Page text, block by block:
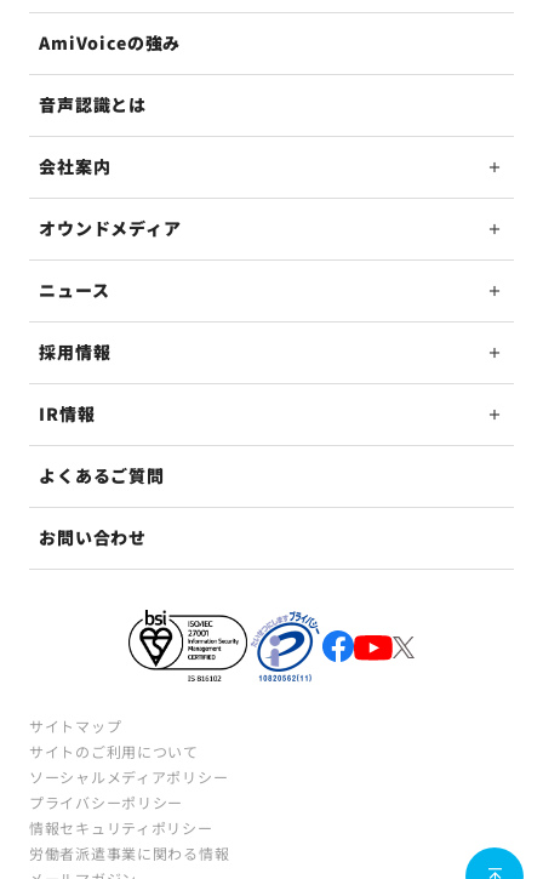
AmiVoiceの強み
音声認識とは
会社案内
オウンドメディア
ニュース
採用情報
IR情報
よくあるご質問
お問い合わせ
サイトマップ
サイトのご利用について
ソーシャルメディアポリシー
プライバシーポリシー
情報セキュリティポリシー
労働者派遣事業に関わる情報